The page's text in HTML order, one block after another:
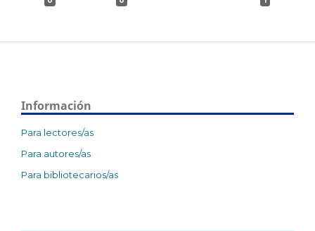
Información
Para lectores/as
Para autores/as
Para bibliotecarios/as